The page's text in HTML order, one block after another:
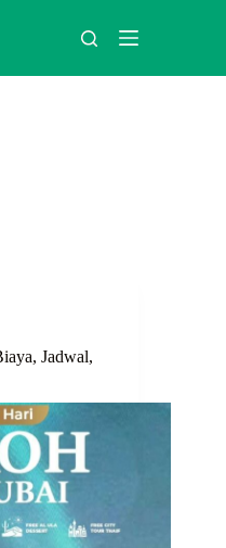
Jadwal,